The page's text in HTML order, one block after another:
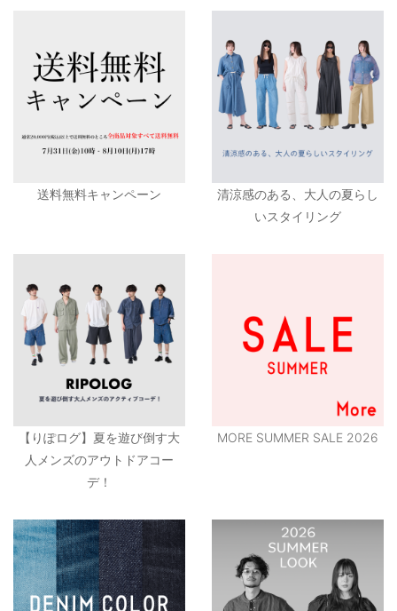
送料無料キャンペーン
清涼感のある、大人の夏らし
いスタイリング
【りぽログ】夏を遊び倒す大
人メンズのアウトドアコー
デ！
MORE SUMMER SALE 2026